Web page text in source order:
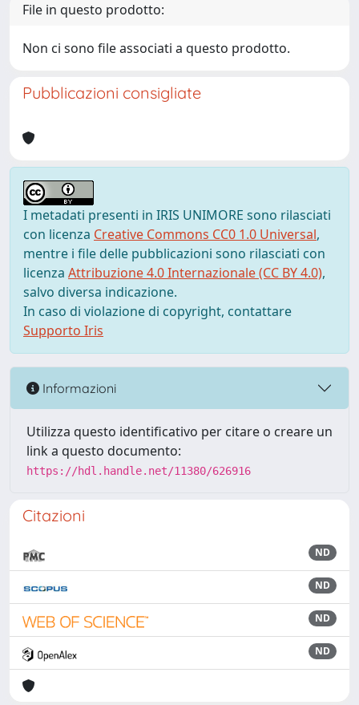
File in questo prodotto:
Non ci sono file associati a questo prodotto.
Pubblicazioni consigliate
I metadati presenti in IRIS UNIMORE sono rilasciati
con licenza Creative Commons CC0 1.0 Universal,
mentre i file delle pubblicazioni sono rilasciati con
licenza Attribuzione 4.0 Internazionale (CC BY 4.0),
salvo diversa indicazione.
In caso di violazione di copyright, contattare
Supporto Iris
Informazioni
Utilizza questo identificativo per citare o creare un
link a questo documento:
https://hdl.handle.net/11380/626916
Citazioni
ND
ND
ND
ND